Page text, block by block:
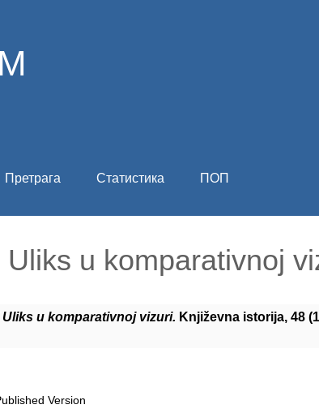
Претрага Статистика
ПОП
u komparativnoj
u komparativnoj vizuri. Književna istorija, 48
Version